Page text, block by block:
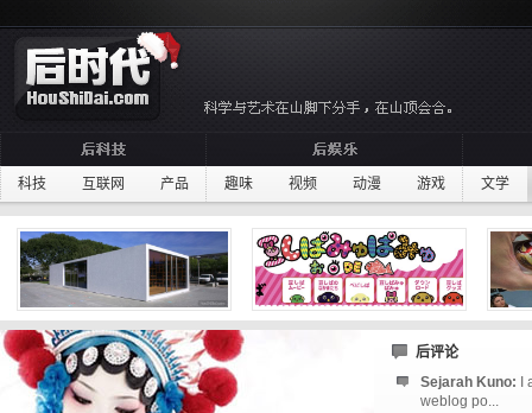
科技 互联网 产品 趣味 视频 动漫 游戏 文学
后评论
Sejarah Kuno:
weblog po...